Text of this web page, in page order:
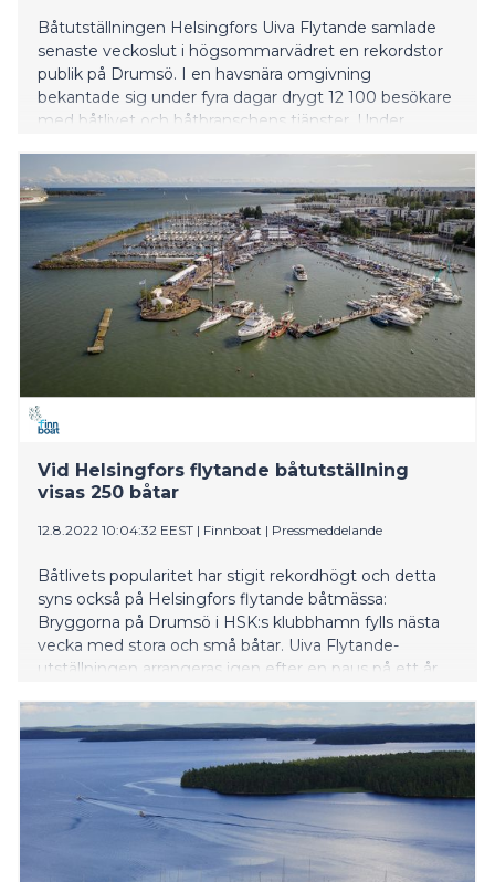
Båtutställningen Helsingfors Uiva Flytande samlade
senaste veckoslut i högsommarvädret en rekordstor
publik på Drumsö. I en havsnära omgivning
bekantade sig under fyra dagar drygt 12 100 besökare
med båtlivet och båtbranschens tjänster. Under
slutsålda cirka två hektar stora landområdet
presenterades båtbranschens tillbehör och service
uttömmande.
Vid Helsingfors flytande båtutställning
visas 250 båtar
12.8.2022 10:04:32 EEST | Finnboat | Pressmeddelande
Båtlivets popularitet har stigit rekordhögt och detta
syns också på Helsingfors flytande båtmässa:
Bryggorna på Drumsö i HSK:s klubbhamn fylls nästa
vecka med stora och små båtar. Uiva Flytande-
utställningen arrangeras igen efter en paus på ett år